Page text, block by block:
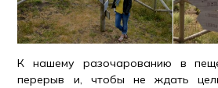
К нашему разочарованию в
перерыв и, чтобы не ждать